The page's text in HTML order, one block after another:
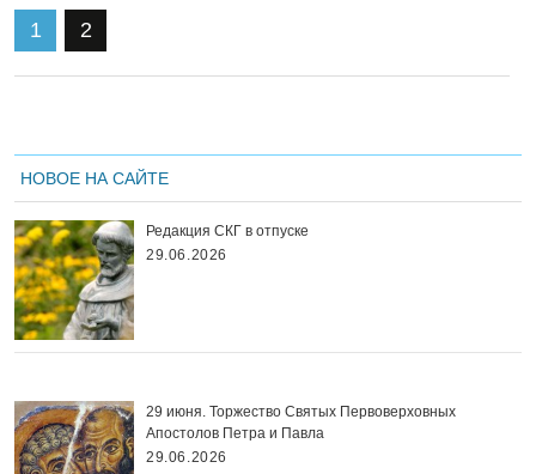
1 2
НОВОЕ НА САЙТЕ
Редакция СКГ в отпуске
29.06.2026
29 июня. Торжество Святых Первоверховных
Апостолов Петра и Павла
29.06.2026